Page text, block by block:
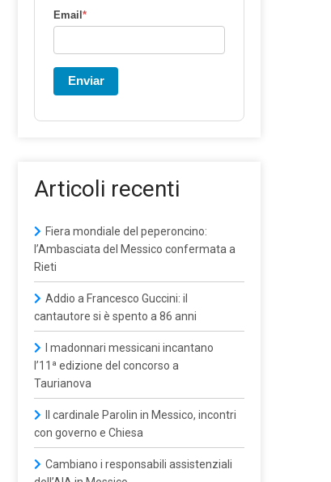
Email *
Enviar
Articoli recenti
Fiera mondiale del peperoncino:
l’Ambasciata del Messico confermata a
Rieti
Addio a Francesco Guccini: il
cantautore si è spento a 86 anni
I madonnari messicani incantano
l’11ª edizione del concorso a
Taurianova
Il cardinale Parolin in Messico, incontri
con governo e Chiesa
Cambiano i responsabili assistenziali